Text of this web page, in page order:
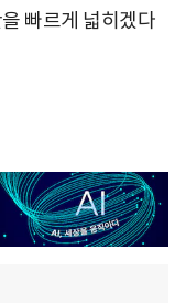
빠르게 넓히겠다